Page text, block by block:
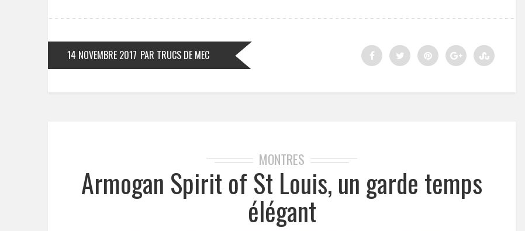
14 NOVEMBRE 2017 PAR TRUCS DE MEC
MONTRES
Armogan Spirit of St Louis, un garde temps
élégant